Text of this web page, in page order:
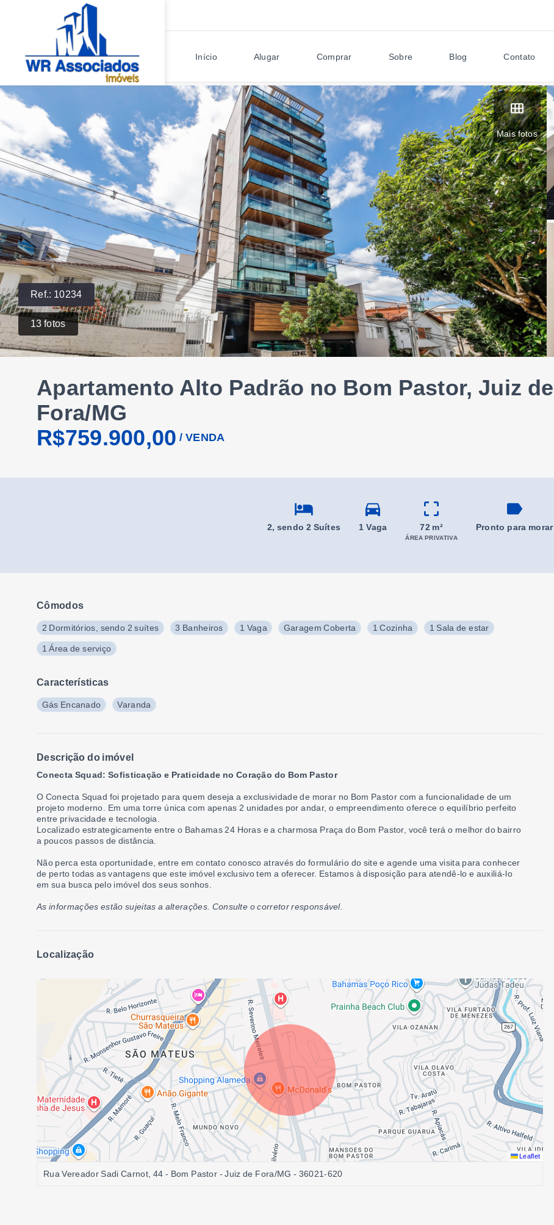
Início Alugar Comprar Sobre Blog Contato
Ref.: 10234
13 fotos
Mais fotos
Apartamento Alto Padrão no Bom Pastor, Juiz de
Fora/MG
R$759.900,00 /VENDA
2, sendo 2 Suítes 1 Vaga 72 m²
ÁREA PRIVATIVA
Pronto para morar
Cômodos
2 Dormitórios, sendo 2 suítes 3 Banheiros 1 Vaga Garagem Coberta 1 Cozinha 1 Sala de estar
1 Área de serviço
Características
Gás Encanado Varanda
Descrição do imóvel
Conecta Squad: Sofisticação e Praticidade no Coração do Bom Pastor
O Conecta Squad foi projetado para quem deseja a exclusividade de morar no Bom Pastor com a funcionalidade de um
projeto moderno. Em uma torre única com apenas 2 unidades por andar, o empreendimento oferece o equilíbrio perfeito
entre privacidade e tecnologia.
Localizado estrategicamente entre o Bahamas 24 Horas e a charmosa Praça do Bom Pastor, você terá o melhor do bairro
a poucos passos de distância.
Não perca esta oportunidade, entre em contato conosco através do formulário do site e agende uma visita para conhecer
de perto todas as vantagens que este imóvel exclusivo tem a oferecer. Estamos à disposição para atendê-lo e auxiliá-lo
em sua busca pelo imóvel dos seus sonhos.
As informações estão sujeitas a alterações. Consulte o corretor responsável.
Localização
Leaflet
Rua Vereador Sadi Carnot, 44 - Bom Pastor - Juiz de Fora/MG - 36021-620